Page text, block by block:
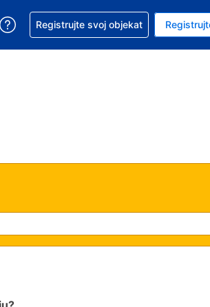
Vaša trenutna valuta je dinar
jezik. Vaš trenutni jezik je Srpskom
Zatražite pomoć u vezi sa
Registrujte svoj objekat